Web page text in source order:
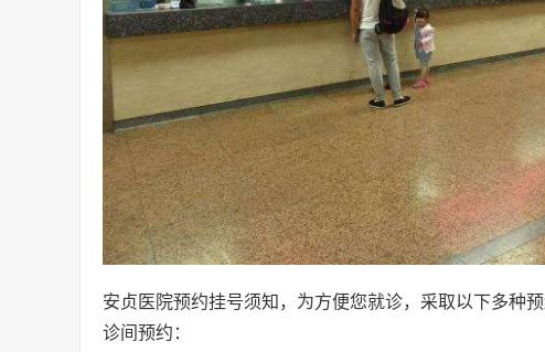
安贞医院预约挂号须知，为方便您就诊，采取以下多种
诊间预约：